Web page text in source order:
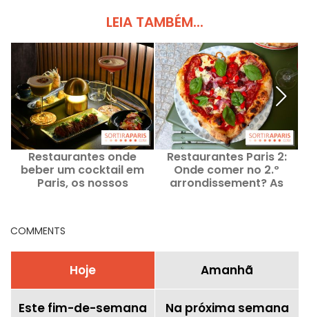
LEIA TAMBÉM...
Restaurantes onde
beber um cocktail em
Paris, os nossos
Restaurantes Paris 2:
Onde comer no 2.º
arrondissement? As
COMMENTS
Hoje Amanhã
Este fim-de-semana Na próxima semana